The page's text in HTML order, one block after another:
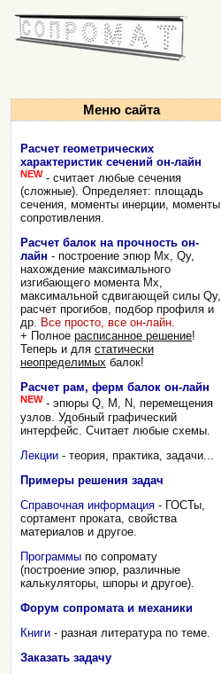
Меню сайта
Расчет геометрических
характеристик сечений он-лайн
NEW - считает любые сечения
(сложные). Определяет: площадь
сечения, моменты инерции, моменты
сопротивления.
Расчет балок на прочность он-
лайн - построение эпюр Mx, Qy,
нахождение максимального
изгибающего момента Mx,
максимальной сдвигающей силы Qy,
расчет прогибов, подбор профиля и
др. Все просто, все он-лайн.
+ Полное расписанное решение!
Теперь и для статически
неопределимых балок!
Расчет рам, ферм балок он-лайн
NEW - эпюры Q, M, N, перемещения
узлов. Удобный графический
интерфейс. Считает любые схемы.
Лекции - теория, практика, задачи...
Примеры решения задач
Справочная информация - ГОСТы,
сортамент проката, свойства
материалов и другое.
Программы по сопромату
(построение эпюр, различные
калькуляторы, шпоры и другое).
Форум сопромата и механики
Книги - разная литература по теме.
Заказать задачу